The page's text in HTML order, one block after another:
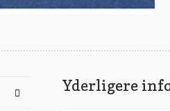
Yderligere